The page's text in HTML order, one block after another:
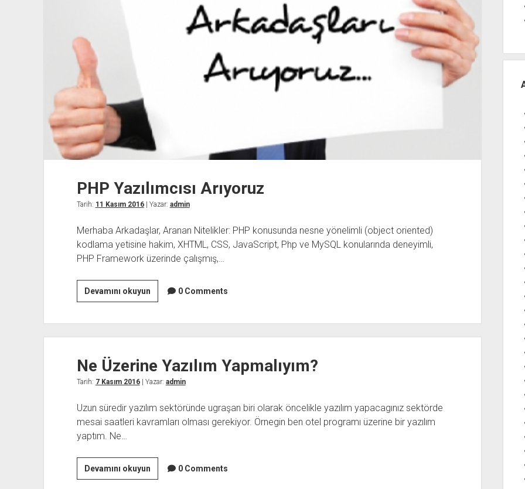
PHP Yazılımcısı Arıyoruz
Tarih: 11 Kasım 2016| Yazar: admin
Merhaba Arkadaşlar, Aranan Nitelikler: PHP konusunda nesne yönelimli (object oriented)
kodlama yetisine hakim, XHTML, CSS, JavaScript, Php ve MySQL konularında deneyimli,
PHP Framework üzerinde çalışmış,…
Devamını okuyunPHP
Yazılımcısı
0 Comments
Ne Üzerine Yazılım Yapmalıyım?
Tarih: 7 Kasım 2016| Yazar: admin
Uzun süredir yazılım sektöründe ugraşan biri olarak öncelikle yazılım yapacagınız sektörde
mesai saatleri kavramları olması gerekiyor. Örnegin ben otel programı üzerine bir yazılım
yaptım. Ne…
Devamını okuyunNe
Üzerine
0 Comments